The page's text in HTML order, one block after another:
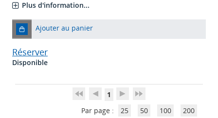
Plus d'information...
Ajouter au panier
Réserver
Disponible
1
Par page :
25 50 100 200